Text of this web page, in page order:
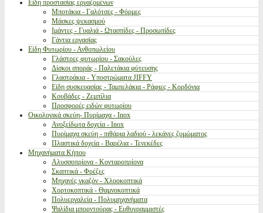
Είδη προστασίας εργαζομένων
Μποτάκια - Γαλότσες - Φόρμες
Μάσκες ψεκασμού
Ιμάντες - Γυαλιά - Ωτασπίδες - Προσωπίδες
Γάντια εργασίας
Είδη Φυτωρίου - Ανθοπωλείου
Γλάστρες φυτωρίου - Σακούλες
Δίσκοι σποράς - Παλετάκια φύτευσης
Γλαστράκια - Υποστρώματα JIFFY
Είδη συσκευασίας - Ταμπελάκια - Ράφιες - Κορδόνια
Κουβάδες - Ζεμπίλια
Προσφορές ειδών φυτωρίου
Οικολογικά σκεύη- Πυρίμαχα - Inox
Ανοξείδωτα δοχεία - Inox
Πυρίμαχα σκεύη - πιθάρια λαδιού - λεκάνες ζυμώματος
Πλαστικά δοχεία - Βαρέλια - Τενεκέδες
Μηχανήματα Κήπου
Αλυσσοπρίονα - Κονταροπρίονα
Σκαπτικά - Φρέζες
Μηχανές γκαζόν - Χλοοκοπτικά
Χορτοκοπτικά - Θαμνοκοπτικά
Πολυεργαλεία - Πολυμηχανήματα
Ψαλίδια μπορντούρας - Ευθυγραμμιστές